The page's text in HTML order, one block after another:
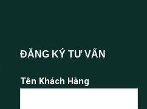
ĐĂNG KÝ TƯ VẤN
Tên Khách Hàng